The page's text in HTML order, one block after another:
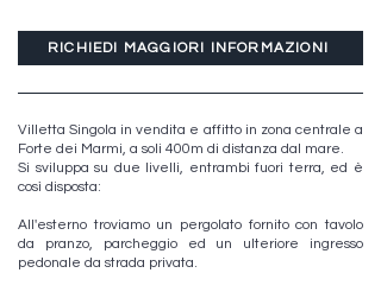
RICHIEDI MAGGIORI INFORMAZIONI
Villetta Singola in vendita e affitto in zona centrale a
Forte dei Marmi, a soli 400m di distanza dal mare.
Si sviluppa su due livelli, entrambi fuori terra, ed è
così disposta:
All'esterno troviamo un pergolato fornito con tavolo
da pranzo, parcheggio ed un ulteriore ingresso
pedonale da strada privata.